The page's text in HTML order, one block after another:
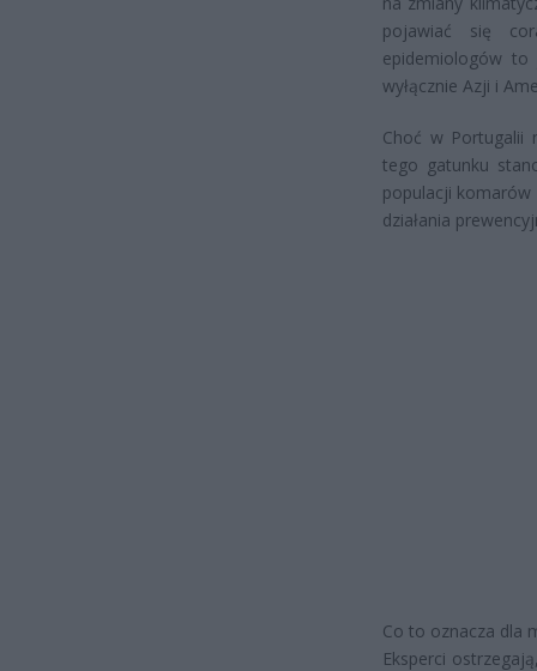
pojawiać się
epidemiologów to
wyłącznie Azji i
Choć w Portugalii
tego gatunku
populacji komarów
działania
Co to oznacza dla
Eksperci